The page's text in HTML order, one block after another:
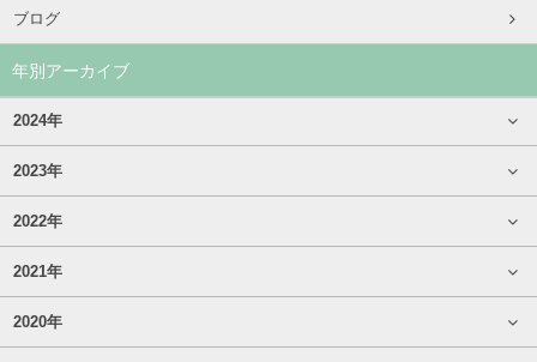
ブログ
年別アーカイブ
2024年
2023年
2022年
2021年
2020年